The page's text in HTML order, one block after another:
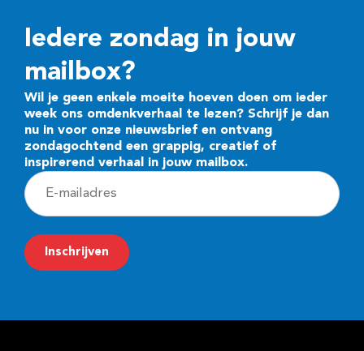
Iedere zondag in jouw
mailbox?
Wil je geen enkele moeite hoeven doen om ieder
week ons omdenkverhaal te lezen? Schrijf je dan
nu in voor onze nieuwsbrief en ontvang
zondagochtend een grappig, creatief of
inspirerend verhaal in jouw mailbox.
E
-
m
a
Inschrijven